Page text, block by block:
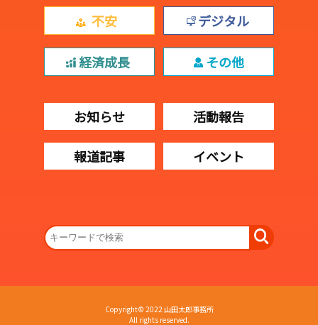
不安 デジタル
経済成長 その他
お知らせ 活動報告
報道記事 イベント
Copyright© 2022 山田太郎事務所
All rights reserved.